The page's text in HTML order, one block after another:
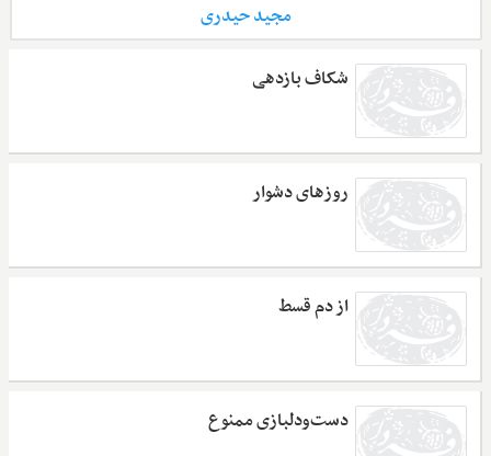
مجید حیدری
شکاف بازدهی
روزهای دشوار
از دم قسط
دست‌و‌دلبازی ممنوع